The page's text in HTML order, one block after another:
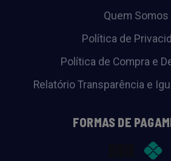
Quem Somos
Política de
Política de Compra e
Relatório Transparência e
FORMAS DE